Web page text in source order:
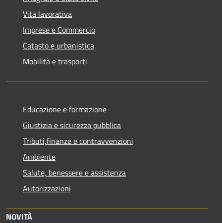
Vita lavorativa
Imprese e Commercio
Catasto e urbanistica
Mobilità e trasporti
Educazione e formazione
Giustizia e sicurezza pubblica
Tributi,finanze e contravvenzioni
Ambiente
Salute, benessere e assistenza
Autorizzazioni
NOVITÀ